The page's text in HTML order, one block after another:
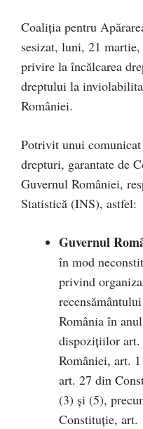
Coaliția pentru
sesizat, luni, 21
privire la încălcarea
dreptului la
României.
Potrivit unui
drepturi, garantate de
Guvernul României,
Statistică (INS), astfel:
Guvernul
în mod
privind
România în
dispozițiilor
României, art.
art. 27 din
(3) și (5),
Constituție,